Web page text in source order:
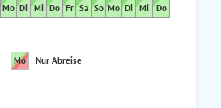
Mo Di Mi Do Fr Sa So Mo Di Mi Do
Mo Nur Abreise